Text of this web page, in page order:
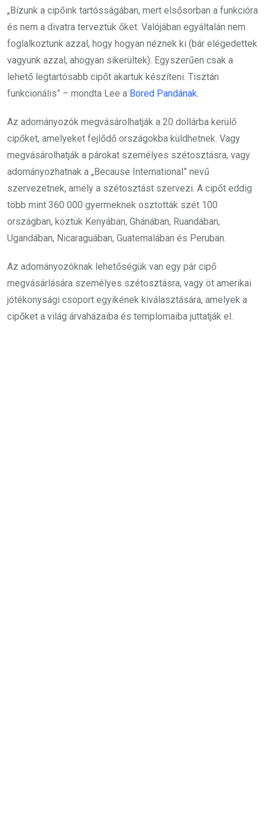
„Bízunk a cipőink tartósságában, mert elsősorban a funkcióra
és nem a divatra terveztük őket. Valójában egyáltalán nem
foglalkoztunk azzal, hogy hogyan néznek ki (bár elégedettek
vagyunk azzal, ahogyan sikerültek). Egyszerűen csak a
lehető legtartósabb cipőt akartuk készíteni. Tisztán
funkcionális” – mondta Lee a Bored Pandának
Az adományozók megvásárolhatják a 20 dollárba kerülő
cipőket, amelyeket fejlődő országokba küldhetnek. Vagy
megvásárolhatják a párokat személyes szétosztásra, vagy
adományozhatnak a „Because International” nevű
szervezetnek, amely a szétosztást szervezi. A cipőt eddig
több mint 360 000 gyermeknek osztották szét 100
országban, köztük Kenyában, Ghánában, Ruandában,
Ugandában, Nicaraguában, Guatemalában és Peruban.
Az adományozóknak lehetőségük van egy pár cipő
megvásárlására személyes szétosztásra, vagy öt amerikai
jótékonysági csoport egyikének kiválasztására, amelyek a
cipőket a világ árvaházaiba és templomaiba juttatják el.